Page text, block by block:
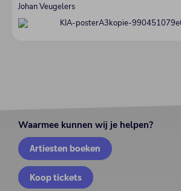
Johan Veugelers
Waarmee kunnen wij je helpen?
Artiesten boeken
Koop tickets